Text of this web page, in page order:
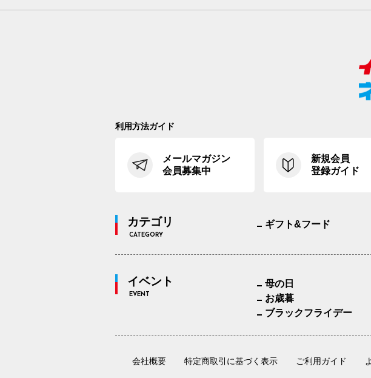
利用方法ガイド
メールマガジン
会員募集中
新規会員
登録ガイド
カテゴリ
CATEGORY
ギフト&フード
イベント
EVENT
母の日
お歳暮
ブラックフライデー
会社概要 特定商取引に基づく表示 ご利用ガイド